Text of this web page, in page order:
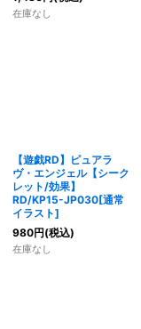
在庫なし
【遊戯RD】ピュアラ
ヴ・エンジェル【シーク
レット/効果】
RD/KP15-JP030[通常
イラスト]
980円(税込)
在庫なし